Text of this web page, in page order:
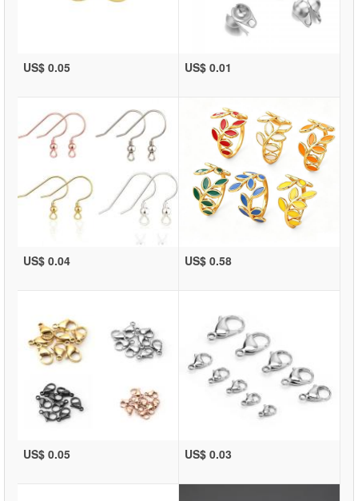
US$ 0.05 US$ 0.01
US$ 0.04 US$ 0.58
US$ 0.05 US$ 0.03